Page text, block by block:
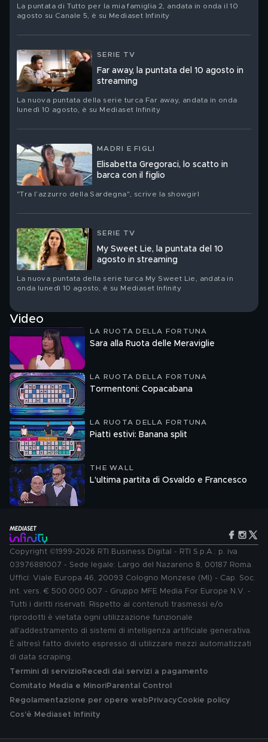
La puntata di Tutto per la mia famiglia 2, andata in onda il 10
agosto su Canale 5, è su Mediaset Infinity
SERIE TV
Far away, la puntata del 10 agosto in
streaming
La nuova puntata della serie turca Far away, andata in onda
lunedì 10 agosto, è su Mediaset Infinity
MADRI E FIGLI
Elisabetta Gregoraci, lo scatto in
barca con il figlio
"Tra l’azzurro della Sardegna", scrive la showgirl
SERIE TV
My Sweet Lie, la puntata del 10
agosto in streaming
La nuova puntata della serie turca My Sweet Lie, andata in
onda lunedì 10 agosto, è su Mediaset Infinity
Video
LA RUOTA DELLA FORTUNA
Sara alla Ruota delle Meraviglie
LA RUOTA DELLA FORTUNA
Tormentoni: Copacabana
LA RUOTA DELLA FORTUNA
Piatti estivi: Banana split
THE WALL
L'ultima partita di Osvaldo e Francesco
Copyright ©1999-2026 RTI Business Digital - RTI S.p.A.: p. iva
03976881007 - Sede legale: Largo del Nazareno 8, 00187 Roma.
Uffici: Viale Europa 46, 20093 Cologno Monzese (MI) - Cap. Soc.
int. vers. € 500.000.007 - Gruppo MFE Media For Europe N.V. -
Tutti i diritti riservati. Rispetto ai contenuti trasmessi e/o
riprodotti è vietata ogni utilizzazione funzionale
all'addestramento di sistemi di intelligenza artificiale generativa.
È altresì fatto divieto espresso di utilizzare mezzi automatizzati
di data scraping.
Termini di servizio Recedi dai servizi a pagamento
Comitato Media e MinoriParental Control
Regolamentazione per opere web PrivacyCookie policy
Cos'è Mediaset Infinity